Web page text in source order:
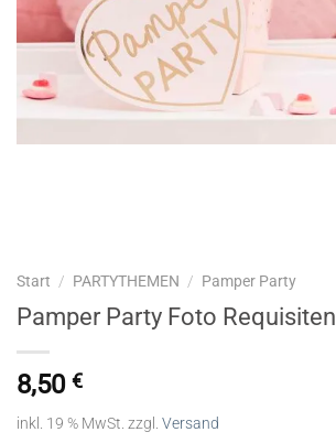
Start / PARTYTHEMEN / Pamper Party
Pamper Party Foto Requisiten
8,50 €
inkl. 19 % MwSt. zzgl. Versand